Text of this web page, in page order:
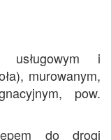
usługowym i
murowanym,
pow.
do drogi